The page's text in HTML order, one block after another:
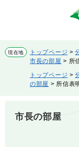
先
頭
を
飛
現在地 トップページ >
市長の部屋 > 所
トップページ >
の部屋 > 所信表
市長の部屋